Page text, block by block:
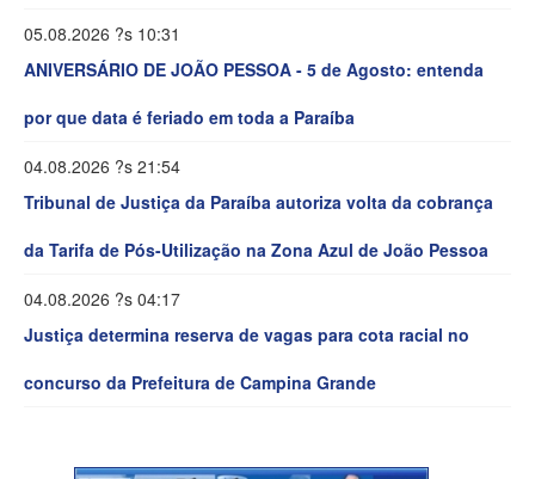
05.08.2026 ?s 10:31
ANIVERSÁRIO DE JOÃO PESSOA - 5 de Agosto: entenda
por que data é feriado em toda a Paraíba
04.08.2026 ?s 21:54
Tribunal de Justiça da Paraíba autoriza volta da cobrança
da Tarifa de Pós-Utilização na Zona Azul de João Pessoa
04.08.2026 ?s 04:17
Justiça determina reserva de vagas para cota racial no
concurso da Prefeitura de Campina Grande